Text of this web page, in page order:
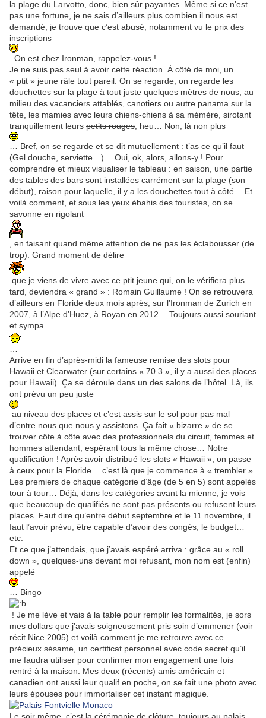
la plage du Larvotto, donc, bien sûr payantes. Même si ce n’est
pas une fortune, je ne sais d’ailleurs plus combien il nous est
demandé, je trouve que c’est abusé, notamment vu le prix des
inscriptions
. On est chez Ironman, rappelez-vous !
Je ne suis pas seul à avoir cette réaction. À côté de moi, un
« ptit » jeune râle tout pareil. On se regarde, on regarde les
douchettes sur la plage à tout juste quelques mètres de nous, au
milieu des vacanciers attablés, canotiers ou autre panama sur la
tête, les mamies avec leurs chiens-chiens à sa mémère, sirotant
tranquillement leurs petits rouges , heu… Non, là non plus
… Bref, on se regarde et se dit mutuellement : t’as ce qu’il faut
(Gel douche, serviette…)… Oui, ok, alors, allons-y ! Pour
comprendre et mieux visualiser le tableau : en saison, une partie
des tables des bars sont installées carrément sur la plage (son
début), raison pour laquelle, il y a les douchettes tout à côté… Et
voilà comment, et sous les yeux ébahis des touristes, on se
savonne en rigolant
, en faisant quand même attention de ne pas les éclabousser (de
trop). Grand moment de délire
que je viens de vivre avec ce ptit jeune qui, on le vérifiera plus
tard, deviendra « grand » : Romain Guillaume ! On se retrouvera
d’ailleurs en Floride deux mois après, sur l’Ironman de Zurich en
2007, à l’Alpe d’Huez, à Royan en 2012… Toujours aussi souriant
et sympa
Arrive en fin d’après-midi la fameuse remise des slots pour
Hawaii et Clearwater (sur certains « 70.3 », il y a aussi des places
pour Hawaii). Ça se déroule dans un des salons de l’hôtel. Là, ils
ont prévu un peu juste
au niveau des places et c’est assis sur le sol pour pas mal
d’entre nous que nous y assistons. Ça fait « bizarre » de se
trouver côte à côte avec des professionnels du circuit, femmes et
hommes attendant, espérant tous la même chose… Notre
qualification ! Après avoir distribué les slots « Hawaii », on passe
à ceux pour la Floride… c’est là que je commence à « trembler ».
Les premiers de chaque catégorie d’âge (de 5 en 5) sont appelés
tour à tour… Déjà, dans les catégories avant la mienne, je vois
que beaucoup de qualifiés ne sont pas présents ou refusent leurs
places. Faut dire qu’entre début septembre et le 11 novembre, il
faut l’avoir prévu, être capable d’avoir des congés, le budget…
etc.
Et ce que j’attendais, que j’avais espéré arriva : grâce au « roll
down », quelques-uns devant moi refusant, mon nom est (enfin)
appelé
… Bingo
! Je me lève et vais à la table pour remplir les formalités, je sors
mes dollars que j’avais soigneusement pris soin d’emmener (voir
récit Nice 2005) et voilà comment je me retrouve avec ce
précieux sésame, un certificat personnel avec code secret qu’il
me faudra utiliser pour confirmer mon engagement une fois
rentré à la maison. Mes deux (récents) amis américain et
canadien ont aussi leur qualif en poche, on se fait une photo avec
leurs épouses pour immortaliser cet instant magique.
Le soir même, c’est la cérémonie de clôture, toujours au palais